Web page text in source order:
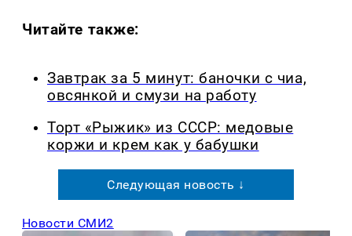
Читайте также:
Завтрак за 5 минут: баночки с чиа,
овсянкой и смузи на работу
Торт «Рыжик» из СССР: медовые
коржи и крем как у бабушки
Следующая новость ↓
Новости СМИ2